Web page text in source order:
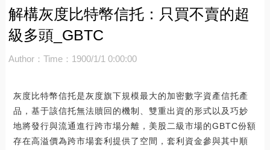
解構灰度比特幣信托：只買不賣的超
級多頭_GBTC
Author： Time：1900/1/1 0:00:00
灰度比特幣信托是灰度旗下規模最大的加密數字資產信托產
品，基于該信托無法贖回的機制、雙重出資的形式以及巧妙
地將發行與流通進行跨市場分離，美股二級市場的GBTC份額
存在高溢價為跨市場套利提供了空間，套利資金參與其中順